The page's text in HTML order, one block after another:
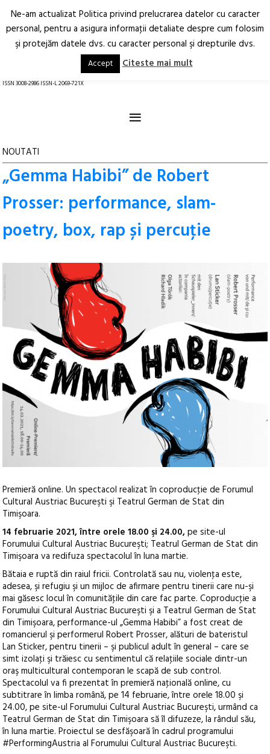
Arhitectură.
Oraș.
RO EN
ISSN 3008-2986 ISSN-L 2069-721X
≡
NOUTATI
„Gemma Habibi” de Robert
Prosser: performance, slam-
poetry, box, rap și percuţie
Premieră online. Un spectacol realizat în coproducţie de Forumul
Cultural Austriac Bucureşti şi Teatrul German de Stat din
Timişoara.
14 februarie 2021, între orele 18.00 şi 24.00,pe site-ul
Forumului Cultural Austriac Bucureşti; Teatrul German de Stat din
Timişoara va redifuza spectacolul în luna martie.
Bătaia e ruptă din raiul fricii. Controlată sau nu, violenţa este,
adesea, şi refugiu şi un mijloc de afirmare pentru tinerii care nu-şi
mai găsesc locul în comunităţile din care fac parte. Coproducţie a
Forumului Cultural Austriac Bucureşti şi a Teatrul German de Stat
din Timişoara, performance-ul „Gemma Habibi” a fost creat de
romancierul şi performerul Robert Prosser, alături de bateristul
Lan Sticker, pentru tinerii – şi publicul adult în general – care se
simt izolaţi şi trăiesc cu sentimentul că relaţiile sociale dintr-un
oraş multicultural contemporan le scapă de sub control.
Spectacolul va fi prezentat în premieră naţională online, cu
subtitrare în limba română, pe 14 februarie, între orele 18.00 şi
24.00, pe site-ul Forumului Cultural Austriac Bucureşti, urmând ca
Teatrul German de Stat din Timişoara să îl difuzeze, la rândul său,
în luna martie. Proiectul se desfăşoară în cadrul programului
#PerformingAustria al Forumului Cultural Austriac Bucureşti.
Ne-am actualizat Politica privind prelucrarea datelor cu caracter
personal, pentru a asigura informaţii detaliate despre cum folosim
şi protejăm datele dvs. cu caracter personal şi drepturile dvs.
Accept Citeste mai mult